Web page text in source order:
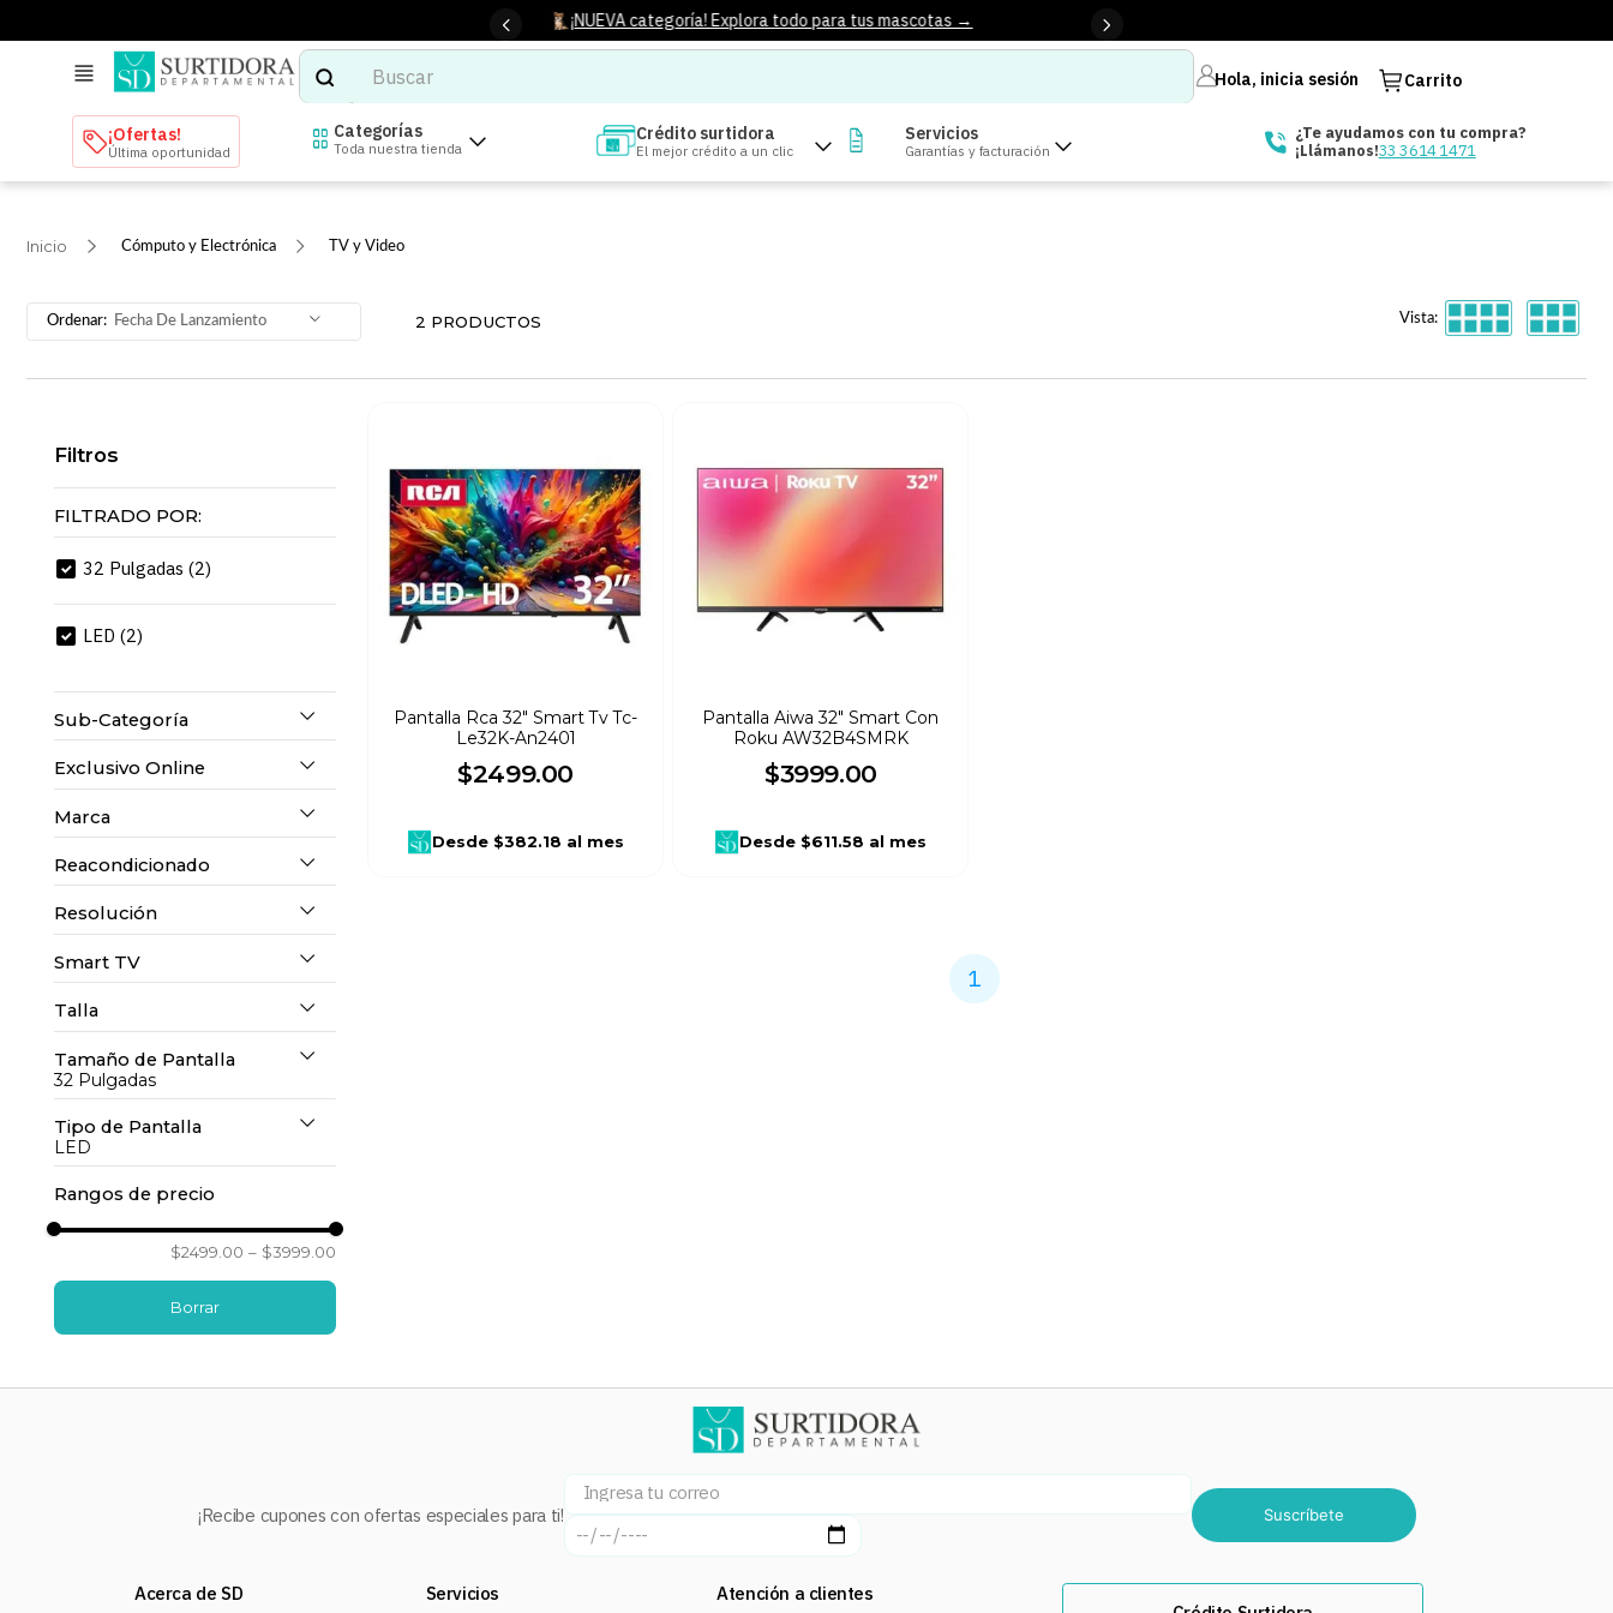
¡NUEVA categoría! Explora todo para tus mascotas →
Buscar
TÉRMINOS MÁS BUSCADOS
mochilas
5.
tenis
6.
colchones
refrigerador
Hola, inicia sesión Carrito
¡Ofertas!
Última oportunidad
Categorías
Toda nuestra tienda
Crédito surtidora
El mejor crédito a un clic
Servicios
Garantías y facturación
¿Te ayudamos con tu compra?
¡Llámanos!33 3614 1471
Cómputo y Electrónica TV y Video
Fecha De Lanzamiento 2 PRODUCTOS Vista:
Filtros
FILTRADO POR:
32 Pulgadas (2)
LED (2)
Sub-Categoría
Pantallas (2)
Exclusivo Online
No
Marca
Rca (1)
Aiwa (1)
Reacondicionado
No (2)
Resolución
HD (2)
Smart TV
Si
Talla
32"( 1)
Tamaño de Pantalla
32 Pulgadas
32 Pulgadas (2
Tipo de Pantalla
LED
LED ( 2)
Rangos de precio
$2499.00 – $3999.00
Pantalla Rca 32" Smart Tv Tc-
Le32K-An2401
$2499.00
Desde $382.18 al mes
Pantalla Aiwa 32" Smart Con
Roku AW32B4SMRK
$3999.00
Desde $611.58 al mes
1
¡Recibe cupones con ofertas especiales para ti! Suscríbete
Acerca de SD Servicios
Atención a clientes